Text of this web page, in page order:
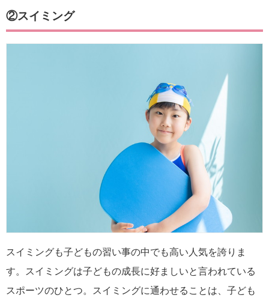
②スイミング
スイミングも子どもの習い事の中でも高い人気を誇りま
す。スイミングは子どもの成長に好ましいと言われている
スポーツのひとつ。スイミングに通わせることは、子ども